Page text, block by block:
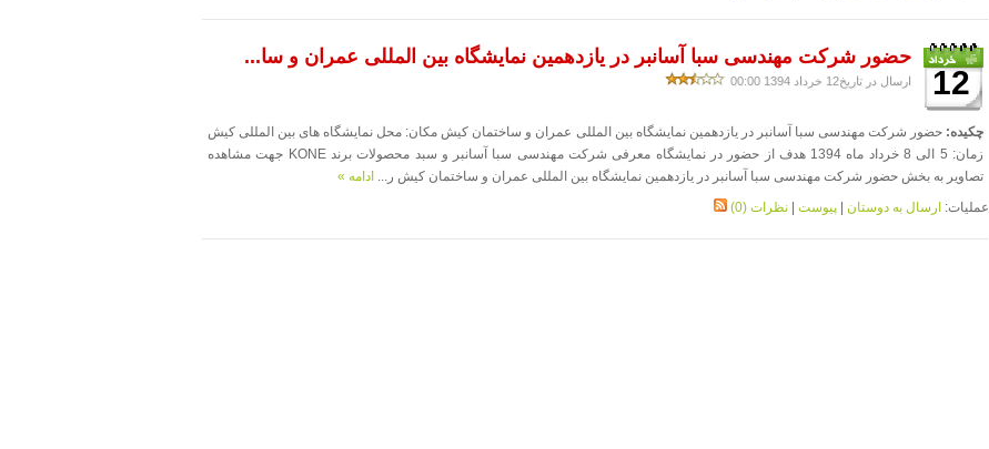
12
حضور شرکت مهندسی سبا آسانبر در یازدهمین نمایشگاه بین المللی عمران و سا...
ارسال در تاریخ12 خرداد 1394 00:00
چکیده:حضور شرکت مهندسی سبا آسانبر در یازدهمین نمایشگاه بین المللی عمران و ساختمان کیش مکان: محل نمایشگاه های بین المللی کیش
زمان: 5 الی 8 خرداد ماه 1394 هدف از حضور در نمایشگاه معرفی شرکت مهندسی سبا آسانبر و سبد محصولات برند KONE جهت مشاهده
تصاویر به بخش حضور شرکت مهندسی سبا آسانبر در یازدهمین نمایشگاه بین المللی عمران و ساختمان کیش ر... ادامه »
عملیات: ارسال به دوستان پیوست نظرات (0)